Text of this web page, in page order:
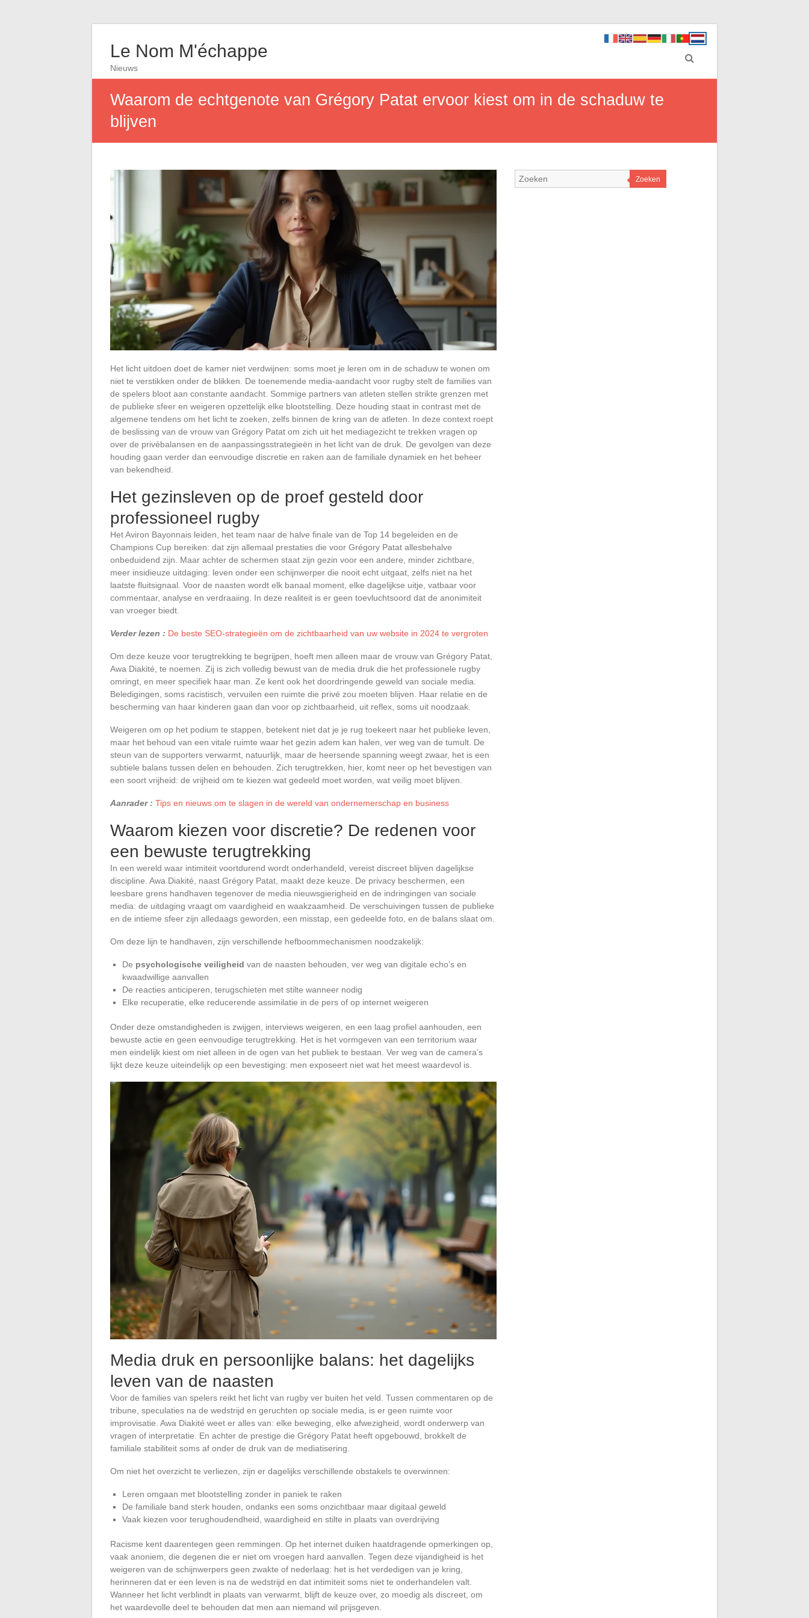
Le Nom M'échappe
Nieuws
Waarom de echtgenote van Grégory Patat ervoor kiest om in de schaduw te
blijven
Het licht uitdoen doet de kamer niet verdwijnen: soms moet je leren om in de schaduw te wonen om
niet te verstikken onder de blikken. De toenemende media-aandacht voor rugby stelt de families van
de spelers bloot aan constante aandacht. Sommige partners van atleten stellen strikte grenzen met
de publieke sfeer en weigeren opzettelijk elke blootstelling. Deze houding staat in contrast met de
algemene tendens om het licht te zoeken, zelfs binnen de kring van de atleten. In deze context roept
de beslissing van de vrouw van Grégory Patat om zich uit het mediagezicht te trekken vragen op
over de privébalansen en de aanpassingsstrategieën in het licht van de druk. De gevolgen van deze
houding gaan verder dan eenvoudige discretie en raken aan de familiale dynamiek en het beheer
van bekendheid.
Het gezinsleven op de proef gesteld door
professioneel rugby
Het Aviron Bayonnais leiden, het team naar de halve finale van de Top 14 begeleiden en de
Champions Cup bereiken: dat zijn allemaal prestaties die voor Grégory Patat allesbehalve
onbeduidend zijn. Maar achter de schermen staat zijn gezin voor een andere, minder zichtbare,
meer insidieuze uitdaging: leven onder een schijnwerper die nooit echt uitgaat, zelfs niet na het
laatste fluitsignaal. Voor de naasten wordt elk banaal moment, elke dagelijkse uitje, vatbaar voor
commentaar, analyse en verdraaiing. In deze realiteit is er geen toevluchtsoord dat de anonimiteit
van vroeger biedt.
Verder lezen : De beste SEO-strategieën om de zichtbaarheid van uw website in 2024 te vergroten
Om deze keuze voor terugtrekking te begrijpen, hoeft men alleen maar de vrouw van Grégory Patat,
Awa Diakité, te noemen. Zij is zich volledig bewust van de media druk die het professionele rugby
omringt, en meer specifiek haar man. Ze kent ook het doordringende geweld van sociale media.
Beledigingen, soms racistisch, vervuilen een ruimte die privé zou moeten blijven. Haar relatie en de
bescherming van haar kinderen gaan dan voor op zichtbaarheid, uit reflex, soms uit noodzaak.
Weigeren om op het podium te stappen, betekent niet dat je je rug toekeert naar het publieke leven,
maar het behoud van een vitale ruimte waar het gezin adem kan halen, ver weg van de tumult. De
steun van de supporters verwarmt, natuurlijk, maar de heersende spanning weegt zwaar, het is een
subtiele balans tussen delen en behouden. Zich terugtrekken, hier, komt neer op het bevestigen van
een soort vrijheid: de vrijheid om te kiezen wat gedeeld moet worden, wat veilig moet blijven.
Aanrader : Tips en nieuws om te slagen in de wereld van ondernemerschap en business
Waarom kiezen voor discretie? De redenen voor
een bewuste terugtrekking
In een wereld waar intimiteit voortdurend wordt onderhandeld, vereist discreet blijven dagelijkse
discipline. Awa Diakité, naast Grégory Patat, maakt deze keuze. De privacy beschermen, een
leesbare grens handhaven tegenover de media nieuwsgierigheid en de indringingen van sociale
media: de uitdaging vraagt om vaardigheid en waakzaamheid. De verschuivingen tussen de publieke
en de intieme sfeer zijn alledaags geworden, een misstap, een gedeelde foto, en de balans slaat om.
Om deze lijn te handhaven, zijn verschillende hefboommechanismen noodzakelijk:
De psychologische veiligheid van de naasten behouden, ver weg van digitale echo’s en
kwaadwillige aanvallen
De reacties anticiperen, terugschieten met stilte wanneer nodig
Elke recuperatie, elke reducerende assimilatie in de pers of op internet weigeren
Onder deze omstandigheden is zwijgen, interviews weigeren, en een laag profiel aanhouden, een
bewuste actie en geen eenvoudige terugtrekking. Het is het vormgeven van een territorium waar
men eindelijk kiest om niet alleen in de ogen van het publiek te bestaan. Ver weg van de camera’s
lijkt deze keuze uiteindelijk op een bevestiging: men exposeert niet wat het meest waardevol is.
Media druk en persoonlijke balans: het dagelijks
leven van de naasten
Voor de families van spelers reikt het licht van rugby ver buiten het veld. Tussen commentaren op de
tribune, speculaties na de wedstrijd en geruchten op sociale media, is er geen ruimte voor
improvisatie. Awa Diakité weet er alles van: elke beweging, elke afwezigheid, wordt onderwerp van
vragen of interpretatie. En achter de prestige die Grégory Patat heeft opgebouwd, brokkelt de
familiale stabiliteit soms af onder de druk van de mediatisering.
Om niet het overzicht te verliezen, zijn er dagelijks verschillende obstakels te overwinnen:
Leren omgaan met blootstelling zonder in paniek te raken
De familiale band sterk houden, ondanks een soms onzichtbaar maar digitaal geweld
Vaak kiezen voor terughoudendheid, waardigheid en stilte in plaats van overdrijving
Racisme kent daarentegen geen remmingen. Op het internet duiken haatdragende opmerkingen op,
vaak anoniem, die degenen die er niet om vroegen hard aanvallen. Tegen deze vijandigheid is het
weigeren van de schijnwerpers geen zwakte of nederlaag: het is het verdedigen van je kring,
herinneren dat er een leven is na de wedstrijd en dat intimiteit soms niet te onderhandelen valt.
Wanneer het licht verblindt in plaats van verwarmt, blijft de keuze over, zo moedig als discreet, om
het waardevolle deel te behouden dat men aan niemand wil prijsgeven.
Zoeken